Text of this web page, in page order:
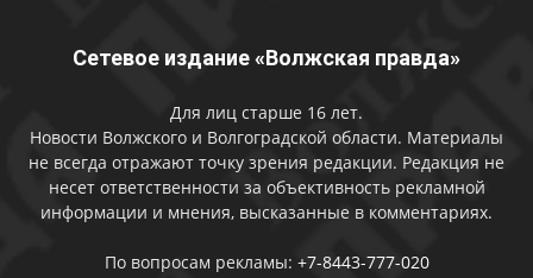
Сетевое издание «Волжская правда»
Для лиц старше 16 лет.
Новости Волжского и Волгоградской области. Материалы
не всегда отражают точку зрения редакции. Редакция не
несет ответственности за объективность рекламной
информации и мнения, высказанные в комментариях.
По вопросам рекламы: +7-8443-777-020